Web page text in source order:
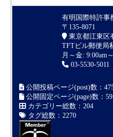
有明国際特許事
〒135-8071
東京都江東区
TFTビル郵便局
月～金: 9:00am
03-5530-5011
公開投稿ページ(post)数：
公開固定ページ(page)数：59
カテゴリー総数：204
タグ総数：2270